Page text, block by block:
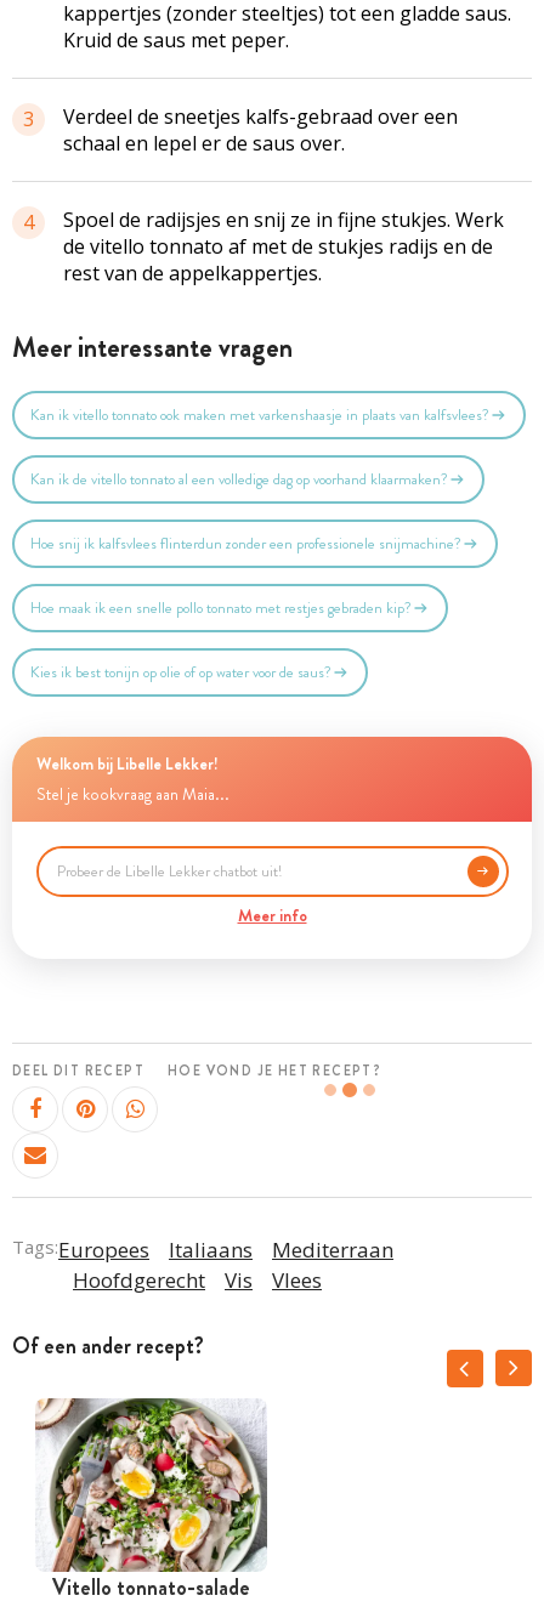
kappertjes (zonder steeltjes) tot een gladde saus.
Kruid de saus met peper.
3
Verdeel de sneetjes kalfs-gebraad over een
schaal en lepel er de saus over.
4
Spoel de radijsjes en snij ze in fijne stukjes. Werk
de vitello tonnato af met de stukjes radijs en de
rest van de appelkappertjes.
Meer interessante vragen
Kan ik vitello tonnato ook maken met varkenshaasje in plaats van kalfsvlees?
Kan ik de vitello tonnato al een volledige dag op voorhand klaarmaken?
Hoe snij ik kalfsvlees flinterdun zonder een professionele snijmachine?
Hoe maak ik een snelle pollo tonnato met restjes gebraden kip?
Kies ik best tonijn op olie of op water voor de saus?
Welkom bij Libelle Lekker!
Stel je kookvraag aan Maia...
Meer info
DEEL DIT RECEPT HOE VOND JE HET RECEPT?
Tags:Europees Italiaans
Mediterraan
Hoofdgerecht
Vis Vlees
Of een ander recept?
Vitello tonnato-salade